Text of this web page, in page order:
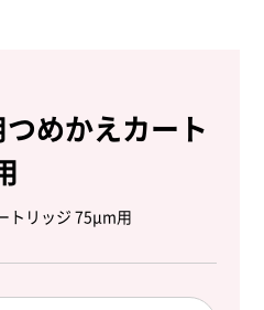
めかえカート
トリッジ 75μm用